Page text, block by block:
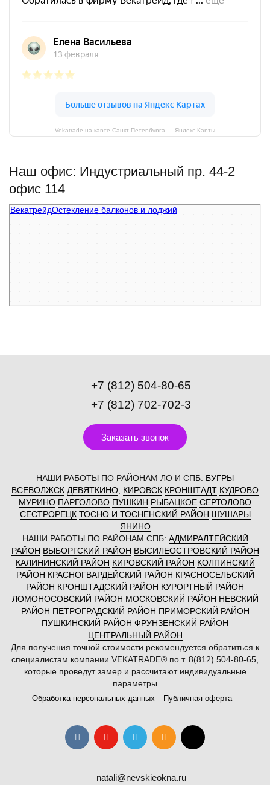
Vekatrade на карте Санкт‑Петербурга — Яндекс Карты
Наш офис: Индустриальный пр. 44-2
офис 114
Векатрейд
+7 (812) 504-80-65
+7 (812) 702-702-3
Заказать звонок
НАШИ РАБОТЫ ПО РАЙОНАМ ЛО И СПБ: БУГРЫ
ВСЕВОЛЖСК ДЕВЯТКИНО КИРОВСК КРОНШТАДТ КУДРОВО
МУРИНО ПАРГОЛОВО ПУШКИН РЫБАЦКОЕ СЕРТОЛОВО
СЕСТРОРЕЦК ТОСНО И ТОСНЕНСКИЙ РАЙОН ШУШАРЫ
ЯНИНО
НАШИ РАБОТЫ ПО РАЙОНАМ СПБ: АДМИРАЛТЕЙСКИЙ
РАЙОН ВЫБОРГСКИЙ РАЙОН ВЫСИЛЕОСТРОВСКИЙ РАЙОН
КАЛИНИНСКИЙ РАЙОН КИРОВСКИЙ РАЙОН КОЛПИНСКИЙ
РАЙОН КРАСНОГВАРДЕЙСКИЙ РАЙОН КРАСНОСЕЛЬСКИЙ
РАЙОН КРОНШТАДСКИЙ РАЙОН КУРОРТНЫЙ РАЙОН
ЛОМОНОСОВСКИЙ РАЙОН МОСКОВСКИЙ РАЙОН НЕВСКИЙ
РАЙОН ПЕТРОГРАДСКИЙ РАЙОН ПРИМОРСКИЙ РАЙОН
ПУШКИНСКИЙ РАЙОН ФРУНЗЕНСКИЙ РАЙОН
ЦЕНТРАЛЬНЫЙ РАЙОН
Для получения точной стоимости рекомендуется обратиться к
специалистам компании VEKATRADE® по т. 8(812) 504-80-65,
которые проведут замер и рассчитают индивидуальные
параметры
Обработка персональных данных Публичная оферта
natali@nevskieokna.ru